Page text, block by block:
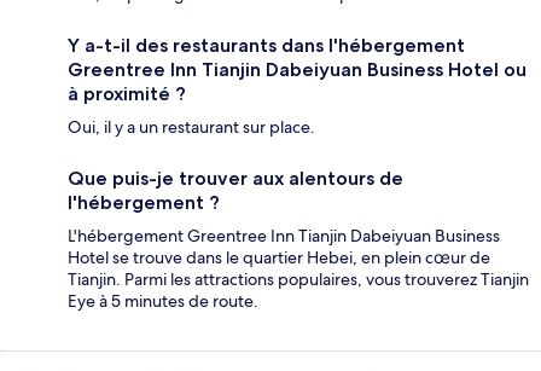
Y a-t-il des restaurants dans l'hébergement
Greentree Inn Tianjin Dabeiyuan Business Hotel ou
à proximité ?
Oui, il y a un restaurant sur place.
Que puis-je trouver aux alentours de
l'hébergement ?
L'hébergement Greentree Inn Tianjin Dabeiyuan Business
Hotel se trouve dans le quartier Hebei, en plein cœur de
Tianjin. Parmi les attractions populaires, vous trouverez Tianjin
Eye à 5 minutes de route.